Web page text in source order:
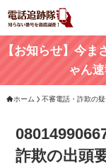
【お知らせ】今
ゃん
ホーム 不審電話・詐欺の
詐欺の出頭